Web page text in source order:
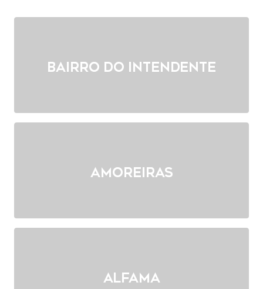
Bairro do intendente
Amoreiras
Alfama